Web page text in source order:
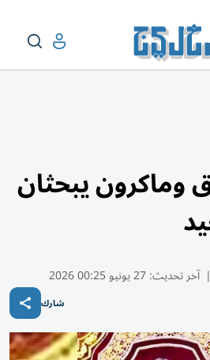
وماكرون يبحثان
| آخر تحديث:27 يونيو 00:25 2026
شارك